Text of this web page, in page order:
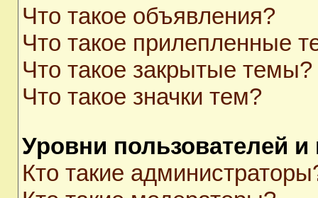
Что такое объявления?
Что такое прилепленные
Что такое закрытые темы?
Что такое значки тем?
Уровни пользователей и
Кто такие